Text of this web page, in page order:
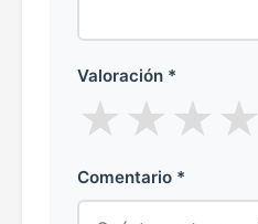
Valoración *
★
★
★
★
Comentario *